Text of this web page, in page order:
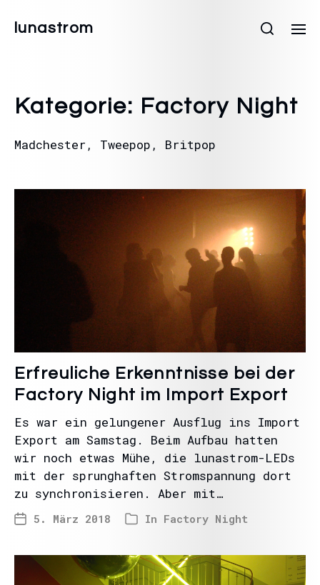
lunastrom
Kategorie: Factory Night
Madchester, Tweepop, Britpop
Erfreuliche Erkenntnisse bei der
Factory Night im Import Export
Es war ein gelungener Ausflug ins Import
Export am Samstag. Beim Aufbau hatten
wir noch etwas Mühe, die lunastrom-LEDs
mit der sprunghaften Stromspannung dort
zu synchronisieren. Aber mit…
5. März 2018 In Factory Night